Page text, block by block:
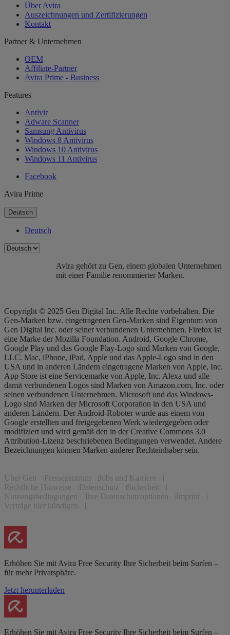
Über Avira
Auszeichnungen und Zertifizierungen
Kontakt
Partner & Unternehmen
OEM
Affiliate-Partner
Avira Prime - Business
Features
Antivir
Adware Scanner
Samsung Antivirus
Windows 8 Antivirus
Windows 10 Antivirus
Windows 11 Antivirus
Facebook
Avira Prime
Deutsch
Deutsch
Avira gehört zu Gen, einem globalen Unternehmen
mit einer Familie renommierter Marken.
Copyright © 2025 Gen Digital Inc. Alle Rechte vorbehalten. Die
Gen-Marken bzw. eingetragenen Gen-Marken sind Eigentum von
Gen Digital Inc. oder seiner verbundenen Unternehmen. Firefox ist
eine Marke der Mozilla Foundation. Android, Google Chrome,
Google Play und das Google Play-Logo sind Marken von Google,
LLC. Mac, iPhone, iPad, Apple und das Apple-Logo sind in den
USA und in anderen Ländern eingetragene Marken von Apple, Inc.
App Store ist eine Servicemarke von Apple, Inc. Alexa und alle
damit verbundenen Logos sind Marken von Amazon.com, Inc. oder
seinen verbundenen Unternehmen. Microsoft und das Windows-
Logo sind Marken der Microsoft Corporation in den USA und
anderen Ländern. Der Android-Roboter wurde aus einem von
Google erstellten und freigegebenen Werk wiedergegeben oder
modifiziert und wird gemäß den in der Creative Commons 3.0
Attribution-Lizenz beschriebenen Bedingungen verwendet. Andere
Bezeichnungen können Marken anderer Rechteinhaber sein.
Über Gen Pressezentrum
Jobs und Karriere
Rechtliche Hinweise
Datenschutz
Sicherheit
Nutzungsbedingungen
Ihre Datenschutzoptionen
Imprint
Verträge hier kündigen
Erhöhen Sie mit Avira Free Security Ihre Sicherheit beim Surfen –
für mehr Privatsphäre.
Jetzt herunterladen
Erhöhen Sie mit Avira Free Security Ihre Sicherheit beim Surfen –